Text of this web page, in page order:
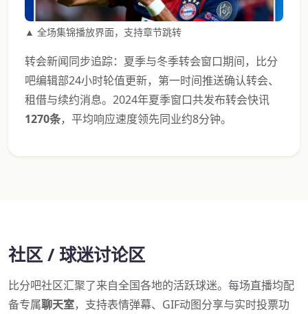
▲ 全场集锦播放界面，支持章节跳转
转会新闻同步追踪：夏季与冬季转会窗口期间，比分
吧编辑部24小时轮值更新，第一时间推送确认转会、
租借与续约消息。2024年夏季窗口共发布转会快讯
1270条，平均响应速度领先同业约8分钟。
社区 / 球迷讨论区
比分吧社区汇聚了来自全国各地的活跃球迷。每场直播均配
备专属聊天室，支持表情弹幕、GIF动图分享与实时投票功